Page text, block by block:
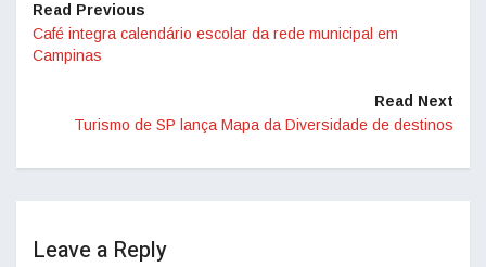
Read Previous
Café integra calendário escolar da rede municipal em
Campinas
Read Next
Turismo de SP lança Mapa da Diversidade de destinos
Leave a Reply